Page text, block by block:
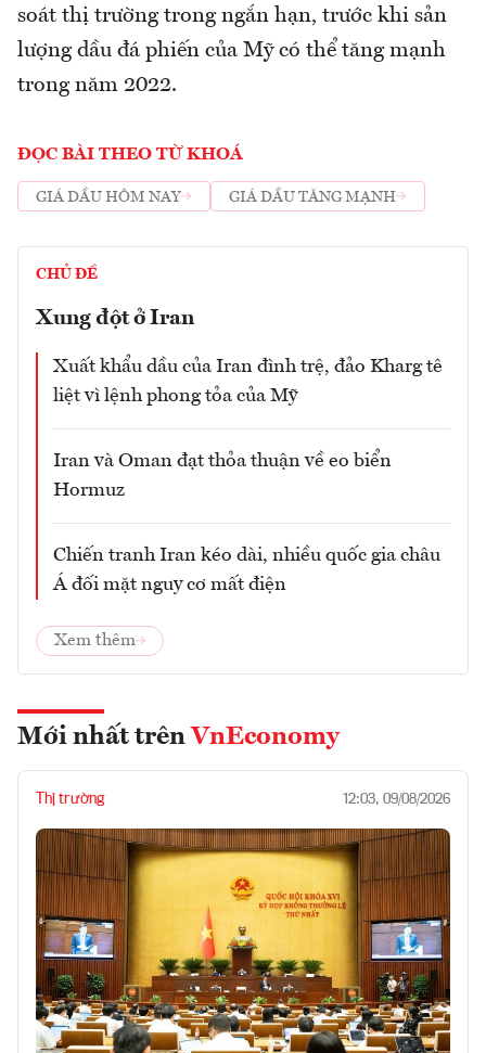
soát thị trường trong ngắn hạn, trước khi sản
lượng dầu đá phiến của Mỹ có thể tăng mạnh
trong năm 2022.
ĐỌC BÀI THEO TỪ KHOÁ
GIÁ DẦU HÔM NAY GIÁ DẦU TĂNG MẠNH
CHỦ ĐỀ
Xung đột ở Iran
Xuất khẩu dầu của Iran đình trệ, đảo Kharg tê
liệt vì lệnh phong tỏa của Mỹ
Iran và Oman đạt thỏa thuận về eo biển
Hormuz
Chiến tranh Iran kéo dài, nhiều quốc gia châu
Á đối mặt nguy cơ mất điện
Xem thêm
Mới nhất trên VnEconomy
Thị trường 12:03, 09/08/2026